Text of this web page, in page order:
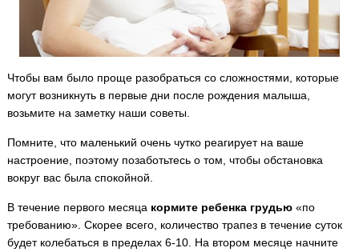
Чтобы вам было проще разобраться со сложностями, которые
могут возникнуть в первые дни после рождения малыша,
возьмите на заметку наши советы.
Помните, что маленький очень чутко реагирует на ваше
настроение, поэтому позаботьтесь о том, чтобы обстановка
вокруг вас была спокойной.
В течение первого месяца кормите ребенка грудью«по
требованию». Скорее всего, количество трапез в течение суток
будет колебаться в пределах 6-10. На втором месяце начните